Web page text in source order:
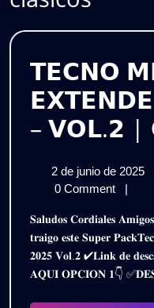
𝗧𝗘𝗖𝗡𝗢
– 𝗩𝗢𝗟.𝟮 |
2 de junio de 2025
0 Comment
|
𝐒𝐚𝐥𝐮𝐝𝐨𝐬 𝐂𝐨𝐫𝐝𝐢𝐚𝐥𝐞𝐬 𝐀𝐦𝐢𝐠𝐨𝐬 𝐃𝐉𝐒 𝐝𝐞𝐥 𝐏𝐥𝐚𝐧𝐞𝐭𝐚 𝐞𝐧𝐭𝐞𝐫𝐨𝐀𝐪𝐮𝐢 𝐥𝐞𝐬
𝐭𝐫𝐚𝐢𝐠𝐨 𝐞𝐬𝐭𝐞 𝐒𝐮𝐩𝐞𝐫
𝟐𝟎𝟐𝟓 𝐕𝐨𝐥.𝟐 ✔𝐋𝐢𝐧𝐤 𝐝𝐞
𝐀𝐐𝐔𝐈 𝐎𝐏𝐂𝐈𝐎𝐍 𝟏👇